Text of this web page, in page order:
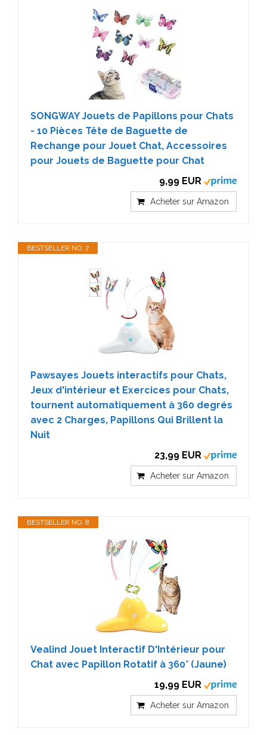
SONGWAY Jouets de Papillons pour Chats
- 10 Pièces Tête de Baguette de
Rechange pour Jouet Chat, Accessoires
pour Jouets de Baguette pour Chat
9,99 EUR
Acheter sur Amazon
BESTSELLER NO. 7
Pawsayes Jouets interactifs pour Chats,
Jeux d'intérieur et Exercices pour Chats,
tournent automatiquement à 360 degrés
avec 2 Charges, Papillons Qui Brillent la
Nuit
23,99 EUR
Acheter sur Amazon
BESTSELLER NO. 8
Vealind Jouet Interactif D'Intérieur pour
Chat avec Papillon Rotatif à 360° (Jaune)
19,99 EUR
Acheter sur Amazon